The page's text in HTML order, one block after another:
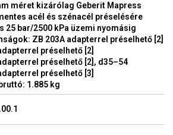
méret kizárólag Geberit Mapress
acél és szénacél préselésére
25 bar/2500 kPa üzemi nyomásig
ZB 203A adapterrel préselhető [2]
préselhető [2]
préselhető [2], d35–54
préselhető [3]
1.885 kg